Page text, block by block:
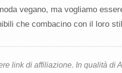
vegano, ma vogliamo
che combacino con il loro
link di affiliazione. In qualità di